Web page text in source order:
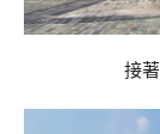
接